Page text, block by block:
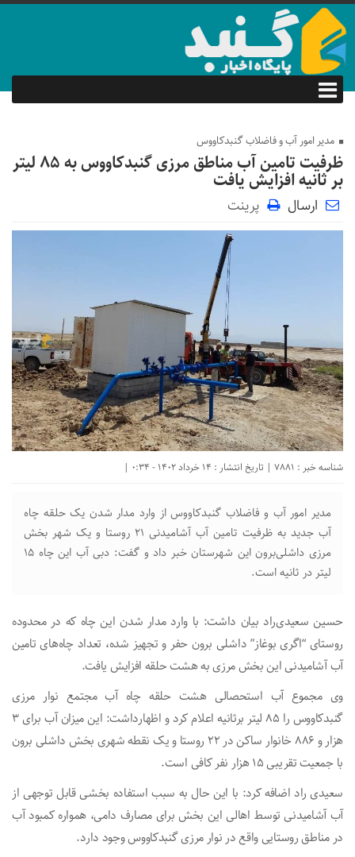
مدیر امور آب و فاضلاب گنبدکاووس
ظرفیت تامین آب مناطق مرزی گنبدکاووس به ۸۵ لیتر
بر ثانیه افزایش یافت
ارسال پرینت
شناسه خبر : 7881 | تاریخ انتشار : 14 خرداد 1402 - 0:34 |
مدیر امور آب و فاضلاب گنبدکاووس از وارد مدار شدن یک حلقه چاه
آب جدید به ظرفیت تامین آب آشامیدنی ۲۱ روستا و یک شهر بخش
مرزی داشلی‌برون این شهرستان خبر داد و گفت: دبی آب این چاه ۱۵
لیتر در ثانیه است.
حسین سعیدی‌راد بیان داشت: با وارد مدار شدن این چاه که در محدوده
روستای “اگری بوغاز” داشلی برون حفر و تجهیز شده، تعداد چاه‌های تامین
آب آشامیدنی این بخش مرزی به هشت حلقه افزایش یافت.
وی مجموع آب استحصالی هشت حلقه چاه آب مجتمع نوار مرزی
گنبدکاووس را ۸۵ لیتر برثانیه اعلام کرد و اظهارداشت: این میزان آب برای ۳
هزار و ۸۸۶ خانوار ساکن در ۲۲ روستا و یک نقطه شهری بخش داشلی برون
با جمعیت تقریبی ۱۵ هزار نفر کافی است.
سعیدی راد اضافه کرد: با این حال به سبب استفاده بخشی قابل توجهی از
آب آشامیدنی توسط اهالی این بخش برای مصارف دامی، همواره کمبود آب
در مناطق روستایی واقع در نوار مرزی گنبدکاووس وجود دارد.